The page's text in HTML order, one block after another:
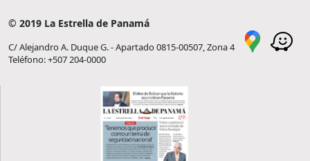
© 2019 La Estrella de Panamá
C/ Alejandro A. Duque G. - Apartado 0815-00507, Zona 4
Teléfono: +507 204-0000